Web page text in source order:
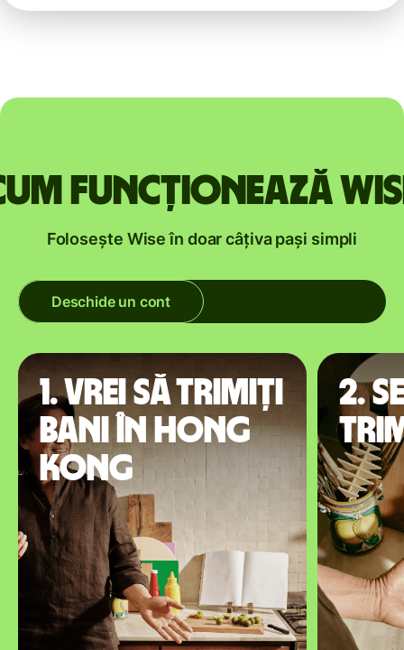
funcționează
Folosește Wise în doar câțiva pași simpli
Deschide un cont
1. Vrei să trimiți
bani în Hong
Kong
2.